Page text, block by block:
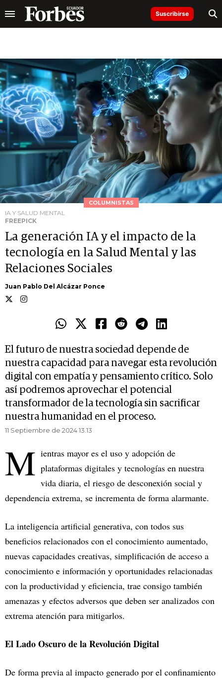
Suscribirse
COLUMNISTAS
IA Y SALUD MENTAL
FREEPICK
La generación IA y el impacto de la
tecnología en la Salud Mental y las
Relaciones Sociales
Juan Pablo Del Alcázar Ponce
El futuro de nuestra sociedad depende de
nuestra capacidad para navegar esta revolución
digital con empatía y pensamiento crítico. Solo
así podremos aprovechar el potencial
transformador de la tecnología sin sacrificar
nuestra humanidad en el proceso.
11 Septiembre de 2024 13.13
M ientras mayor es el uso y adopción de
plataformas digitales y tecnologías en nuestra
vida diaria, el riesgo de desconexión social y
dependencia extrema, se incrementa de forma alarmante.
La inteligencia artificial generativa, con todos sus
beneficios relacionados con el conocimiento aumentado,
nuevas capacidades creativas, simplificación de acceso a
conocimiento e información y oportunidades relacionadas
con la productividad y eficiencia, trae consigo también
amenazas y efectos adversos que deben ser analizados con
extrema atención para mitigarlos.
El Lado Oscuro de la Revolución Digital
De forma previa al impacto generado por el confinamiento